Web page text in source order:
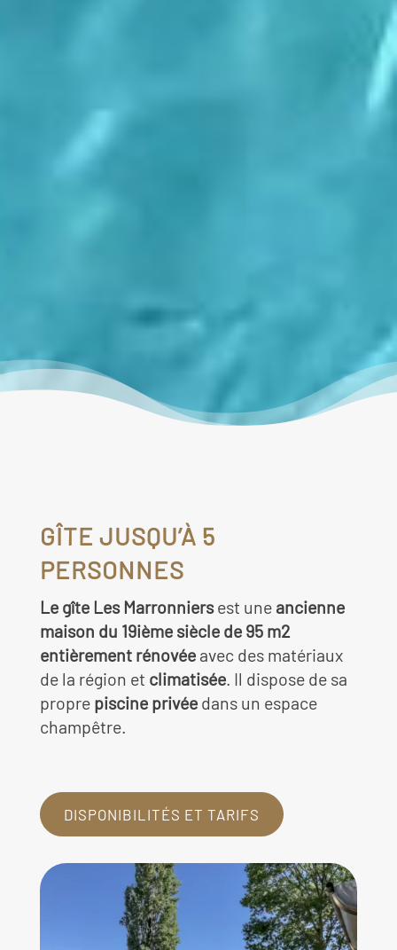
GÎTE JUSQU’À 5
PERSONNES
Le gîte Les Marronniersest une ancienne
maison du 19ième siècle de 95 m2
entièrement rénovée avec des matériaux
de la région et climatisée. Il dispose de sa
propre piscine privéedans un espace
champêtre.
DISPONIBILITÉS ET TARIFS